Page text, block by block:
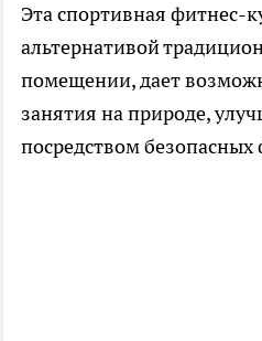
Эта спортивная фитнес-
альтернативой
помещении, дает
занятия на природе,
посредством безопасных